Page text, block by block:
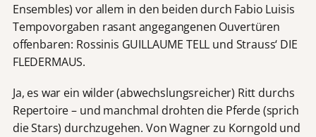
Ensembles) vor allem in den beiden durch Fabio Luisis
Tempovorgaben rasant angegangenen Ouvertüren
offenbaren: Rossinis GUILLAUME TELL und Strauss‘ DIE
FLEDERMAUS.
Ja, es war ein wilder (abwechslungsreicher) Ritt durchs
Repertoire – und manchmal drohten die Pferde (sprich
die Stars) durchzugehen. Von Wagner zu Korngold und